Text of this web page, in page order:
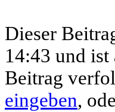
Dieser
14:43 und
Beitrag
eingeben,